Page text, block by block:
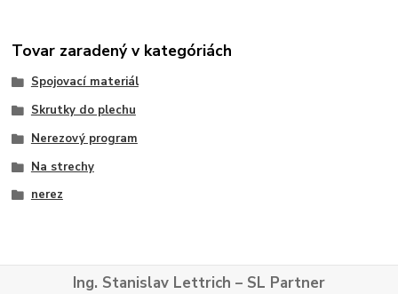
Tovar zaradený v kategóriách
Spojovací materiál
Skrutky do plechu
Nerezový program
Na strechy
nerez
Ing. Stanislav Lettrich – SL Partner